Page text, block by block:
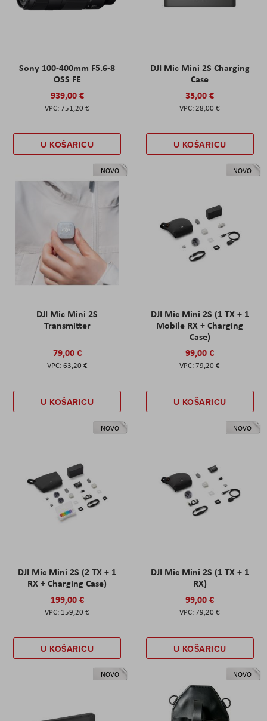
Sony 100-400mm F5.6-8
OSS FE
939,00 €
751,20 €
U KOŠARICU
DJI Mic Mini 2S Charging
Case
35,00 €
28,00 €
U KOŠARICU
NOVO
DJI Mic Mini 2S
Transmitter
79,00 €
63,20 €
U KOŠARICU
NOVO
DJI Mic Mini 2S (1 TX + 1
Mobile RX + Charging
Case)
99,00 €
79,20 €
U KOŠARICU
NOVO
DJI Mic Mini 2S (2 TX + 1
RX + Charging Case)
199,00 €
159,20 €
U KOŠARICU
NOVO
DJI Mic Mini 2S (1 TX + 1
RX)
99,00 €
79,20 €
U KOŠARICU
NOVO NOVO